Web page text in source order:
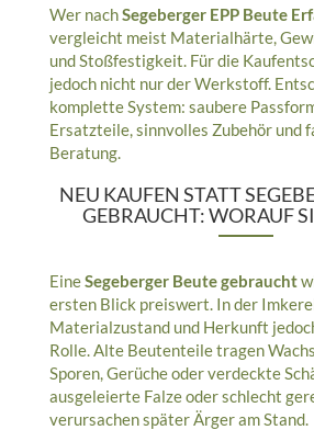
Wer nachSegeberger EPP Beute
vergleicht meist Materialhärte,
und Stoßfestigkeit. Für die
jedoch nicht nur der Werkstoff.
komplette System: saubere
Ersatzteile, sinnvolles Zubehör und
Beratung.
NEU KAUFEN STATT
GEBRAUCHT: WORAUF
EineSegeberger Beute gebraucht
ersten Blick preiswert. In der
Materialzustand und Herkunft
Rolle. Alte Beutenteile tragen
Sporen, Gerüche oder verdeckte
ausgeleierte Falze oder schlecht
verursachen später Ärger am Stand.